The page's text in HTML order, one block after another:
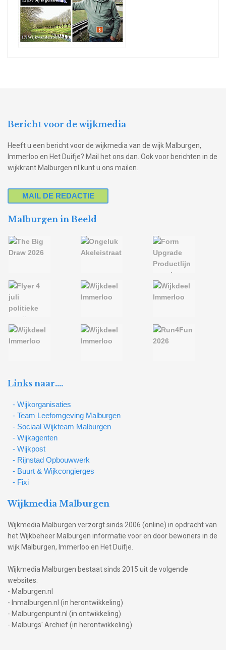
Bericht voor de wijkmedia
Heeft u een bericht voor de wijkmedia van de wijk Malburgen,
Immerloo en Het Duifje? Mail het ons dan. Ook voor berichten in de
wijkkrant Malburgen.nl kunt u ons mailen.
MAIL DE REDACTIE
Malburgen in Beeld
Links naar….
- Wijkorganisaties
- Team Leefomgeving Malburgen
- Sociaal Wijkteam Malburgen
- Wijkagenten
- Wijkpost
- Rijnstad Opbouwwerk
- Buurt & Wijkcongierges
- Fixi
Wijkmedia Malburgen
Wijkmedia Malburgen verzorgt sinds 2006 (online) in opdracht van
het Wijkbeheer Malburgen informatie voor en door bewoners in de
wijk Malburgen, Immerloo en Het Duifje.
Wijkmedia Malburgen bestaat sinds 2015 uit de volgende
websites:
- Malburgen.nl
- Inmalburgen.nl (in herontwikkeling)
- Malburgenpunt.nl (in ontwikkeling)
- Malburgs' Archief (in herontwikkeling)